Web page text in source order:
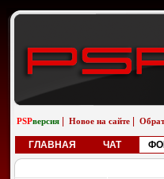
PSPверсия Новое на сайте
ГЛАВНАЯ ЧАТ